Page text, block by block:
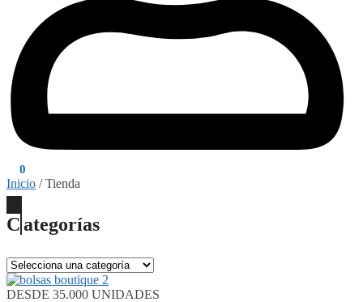
0
Inicio /Tienda
Categorías
DESDE 35.000 UNIDADES